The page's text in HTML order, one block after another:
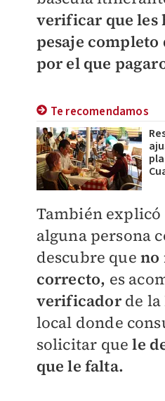
verificar que les
pesaje
por el que
Te recomendamos
También explicó
alguna persona
descubre queno
correcto, es
verificadorde
local donde
solicitar que le
que le falta.